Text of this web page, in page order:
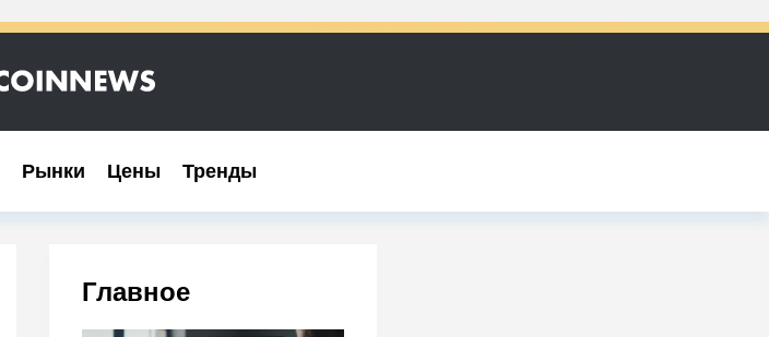
Рынки Цены Тренды
Рынки Цены Тренды
Главное